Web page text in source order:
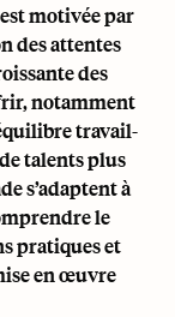
motivée par
des attentes
des
notamment
travail-
talents plus
s’adaptent à
le
pratiques et
en œuvre